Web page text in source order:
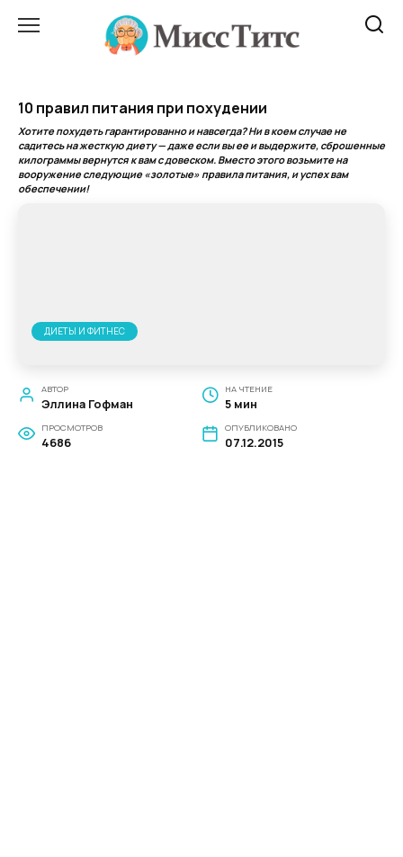
10 правил питания при похудении
Хотите похудеть гарантированно и навсегда? Ни в коем случае не
садитесь на жесткую диету — даже если вы ее и выдержите, сброшенные
килограммы вернутся к вам с довеском. Вместо этого возьмите на
вооружение следующие «золотые» правила питания, и успех вам
обеспечении!
ДИЕТЫ И ФИТНЕС
АВТОР
Эллина Гофман
НА ЧТЕНИЕ
5 мин
ПРОСМОТРОВ
4686
ОПУБЛИКОВАНО
07.12.2015